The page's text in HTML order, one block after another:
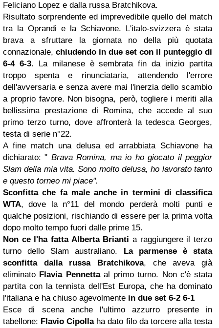
Feliciano Lopez e dalla russa Bratchikova.
Risultato sorprendente ed imprevedibile quello del match
tra la Oprandi e la Schiavone. L'italo-svizzera è stata
brava a sfruttare la giornata no della più quotata
connazionale, chiudendo in due set con il punteggio di
6-4 6-3. La milanese è sembrata fin da inizio partita
troppo spenta e rinunciataria, attendendo l'errore
dell'avversaria e senza avere mai l'inerzia dello scambio
a proprio favore. Non bisogna, però, togliere i meriti alla
bellissima prestazione di Romina, che accede al suo
primo terzo turno, dove affronterà la tedesca Georges,
testa di serie n°22.
A fine match una delusa ed arrabbiata Schiavone ha
dichiarato: " Brava Romina, ma io ho giocato il peggior
Slam della mia vita. Sono molto delusa, ho lavorato tanto
e questo torneo mi piace".
Sconfitta che fa male anche in termini di classifica
WTA, dove la n°11 del mondo perderà molti punti e
qualche posizioni, rischiando di essere per la prima volta
dopo molto tempo fuori dalle prime 15.
Non ce l'ha fatta Alberta Brianti a raggiungere il terzo
turno dello Slam australiano. La parmense è stata
sconfitta dalla russa Bratchikova, che aveva già
eliminato Flavia Pennettaal primo turno. Non c'è stata
partita con la tennista dell'Est Europa, che ha dominato
l'italiana e ha chiuso agevolmente in due set 6-2 6-1
Esce di scena anche l'ultimo azzurro presente in
tabellone: Flavio Cipollaha dato filo da torcere alla testa